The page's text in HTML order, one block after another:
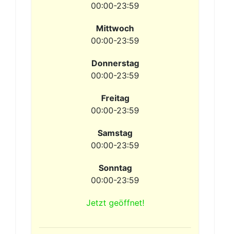
00:00-23:59
Mittwoch
00:00-23:59
Donnerstag
00:00-23:59
Freitag
00:00-23:59
Samstag
00:00-23:59
Sonntag
00:00-23:59
Jetzt geöffnet!